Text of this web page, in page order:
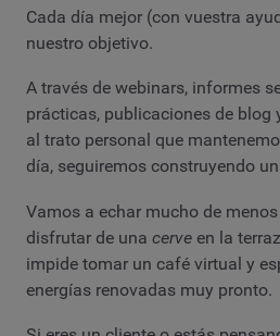
Cada día mejor (con vuestra
nuestro objetivo.
A través de webinars, informes
prácticas, publicaciones de blog
al trato personal que
día, seguiremos construyendo
Vamos a echar mucho de
disfrutar de una cerve en la
impide tomar un café virtual y
energías renovadas muy pronto.